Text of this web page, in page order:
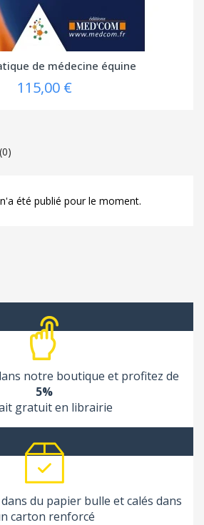
de médecine équine
115,00 €
été publié pour le moment.
notre boutique et profitez de
5%
gratuit en librairie
du papier bulle et calés dans
carton renforcé